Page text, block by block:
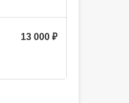
13 000